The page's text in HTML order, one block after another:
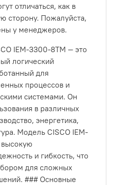
отличаться, как в
сторону. Пожалуйста,
у менеджеров.
IEM-3300-8TM — это
логический
для
процессов и
системами. Он
в различных
энергетика,
Модель CISCO IEM-
и гибкость, что
для сложных
### Основные